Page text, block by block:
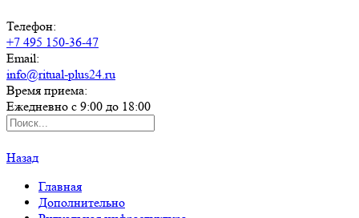
Телефон:
+7 495 150-36-47
Email:
info@ritual-plus24.ru
Время приема:
Ежедневно с 9:00 до 18:00
Назад
Главная
Дополнительно